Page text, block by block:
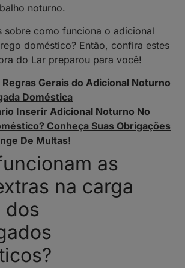
noturno.
sobre como funciona o adicional
doméstico? Então, confira estes
do Lar preparou para você!
Gerais do Adicional Noturno
Doméstica
Inserir Adicional Noturno No
Conheça Suas Obrigações
De Multas!
as
na carga
dos